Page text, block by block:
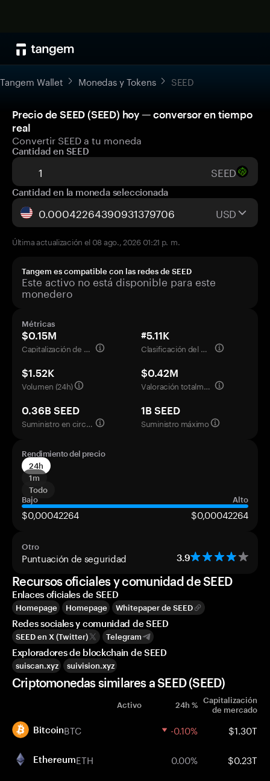
Tangem Wallet Monedas y Tokens SEED
Precio de SEED (SEED) hoy — conversor en tiempo
real
Convertir SEED a tu moneda
Cantidad en SEED
SEED
Cantidad en la moneda seleccionada
USD
Última actualización el 08 ago., 2026 01:21 p. m.
Tangem es compatible con las redes de SEED
Este activo no está disponible para este
monedero
Métricas
$0.15M
Capitalización de mercado
#5.11K
Clasificación del mercado
$1.52K
Volumen (24h)
$0.42M
Valoración totalmente diluida
0.36B SEED
Suministro en circulación
1B SEED
Suministro máximo
Rendimiento del precio
24h
1m
Todo
Bajo
Alto
$0,00042264 $0,00042264
Otro
Puntuación de seguridad 3.9
Recursos oficiales y comunidad de SEED
Enlaces oficiales de SEED
Homepage Homepage Whitepaper de SEED
Redes sociales y comunidad de SEED
SEED en X (Twitter) Telegram
Exploradores de blockchain de SEED
suiscan.xyz suivision.xyz
Criptomonedas similares a SEED (SEED)
Activo 24h % Capitalización
de mercado
BitcoinBTC -0.10% $1.30T
EthereumETH 0.00% $0.23T